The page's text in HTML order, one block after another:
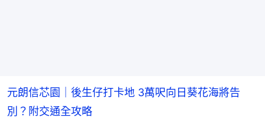
元朗信芯園｜後生仔打卡地 3萬呎向日葵花海將告
別？附交通全攻略